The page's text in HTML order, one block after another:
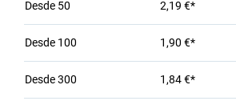
Desde 50 2,19 €*
Desde 100 1,90 €*
Desde300 1,84 €*